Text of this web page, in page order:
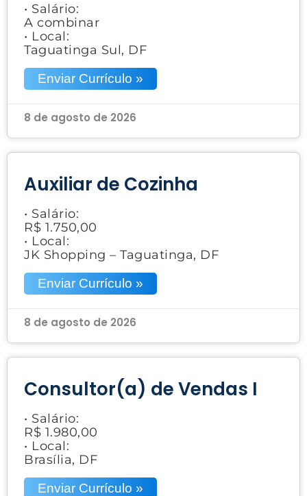
• Salário:
A combinar
• Local:
Taguatinga Sul, DF
Enviar Currículo »
8 de agosto de 2026
Auxiliar de Cozinha
• Salário:
R$ 1.750,00
• Local:
JK Shopping – Taguatinga, DF
Enviar Currículo »
8 de agosto de 2026
Consultor(a) de Vendas I
• Salário:
R$ 1.980,00
• Local:
Brasília, DF
Enviar Currículo »